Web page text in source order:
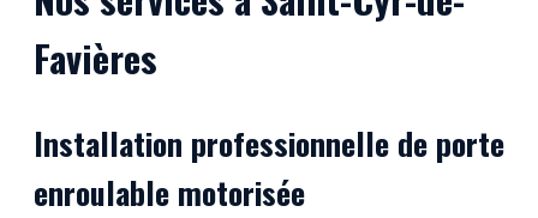
Favières
Installation professionnelle de porte
enroulable motorisée